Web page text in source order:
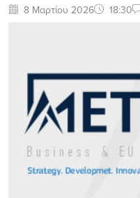
8 Μαρτίου 2026 18:30